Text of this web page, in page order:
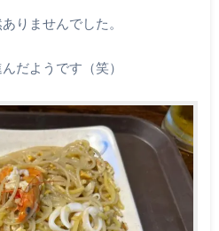
りませんでした。
だようです（笑）